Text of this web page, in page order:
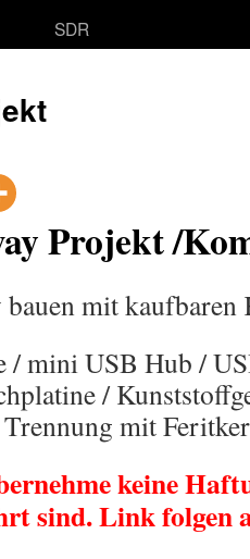
SDR
Projekt /
bauen mit kaufbaren
/ mini USB Hub /
/
Trennung mit
keine
sind.Link folgen